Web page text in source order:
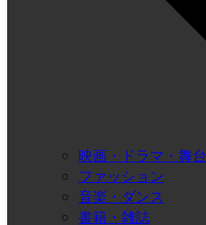
映画・ドラマ・舞台
ファッション
音楽・ダンス
書籍・雑誌